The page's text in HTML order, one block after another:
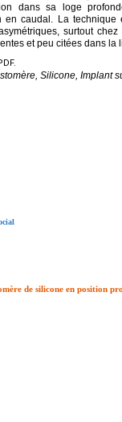
dans sa loge
caudal. La technique
surtout
et peu citées dans la
Silicone, Implant
de silicone en position